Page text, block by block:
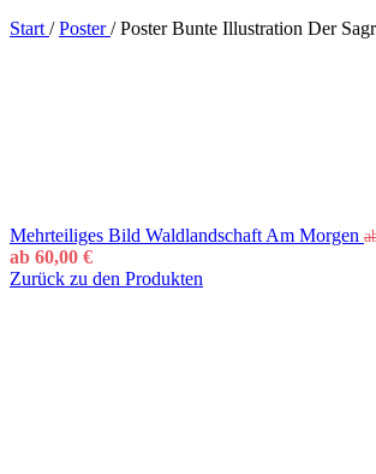
Start / Poster/ Poster Bunte Illustration Der
Mehrteiliges Bild Waldlandschaft Am Morgen
ab 60,00 €
Zurück zu den Produkten